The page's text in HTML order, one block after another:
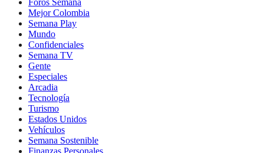
Mejor Colombia
Semana Play
Mundo
Confidenciales
Semana TV
Gente
Especiales
Arcadia
Tecnología
Turismo
Estados Unidos
Vehículos
Semana Sostenible
Finanzas Personales